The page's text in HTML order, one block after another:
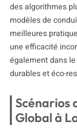
des algorithmes
modèles de
meilleures
une efficacité
également dans
durables et éco-
Scénarios
Global à